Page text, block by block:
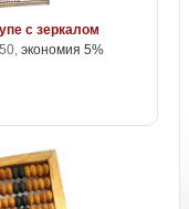
с зеркалом
экономия 5%